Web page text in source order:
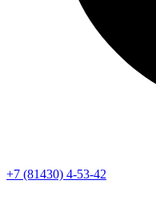
+7 (81430) 4-53-42